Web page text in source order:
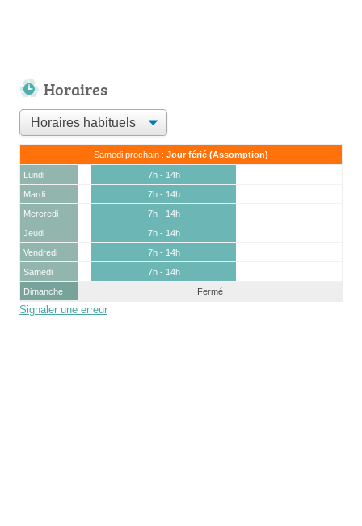
Horaires
Samedi prochain : Jour férié (Assomption)
Lundi
7h - 14h
Mardi
7h - 14h
Mercredi
7h - 14h
Jeudi
7h - 14h
Vendredi
7h - 14h
Samedi
7h - 14h
Dimanche
Fermé
Signaler une erreur